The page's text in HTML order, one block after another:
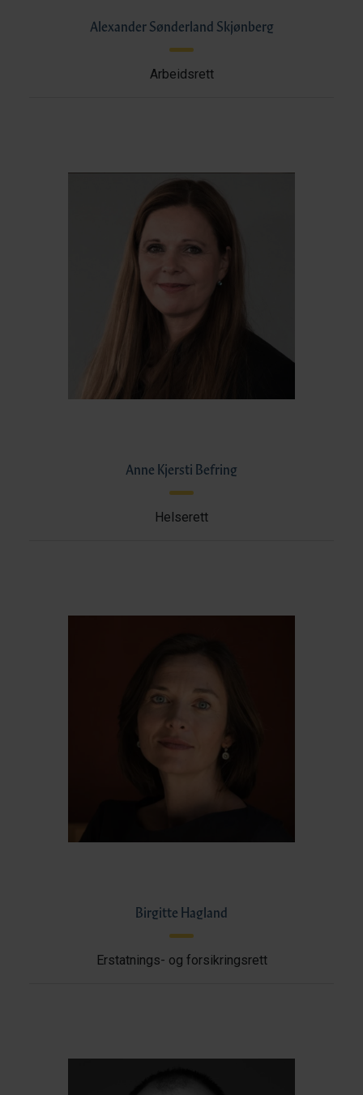
Alexander Sønderland Skjønberg
Arbeidsrett
Anne Kjersti Befring
Helserett
Birgitte Hagland
Erstatnings- og forsikringsrett